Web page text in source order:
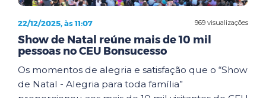
969 visualizações
22/12/2025, às 11:07
Show de Natal reúne mais de 10 mil
pessoas no CEU Bonsucesso
Os momentos de alegria e satisfação que o “Show
de Natal - Alegria para toda família”